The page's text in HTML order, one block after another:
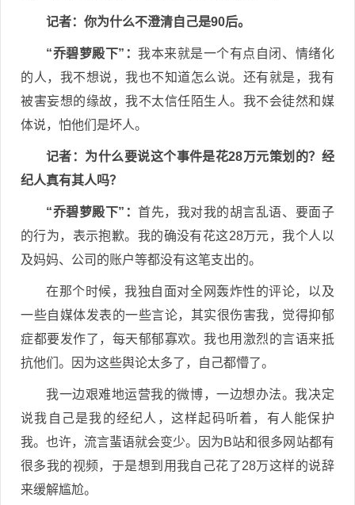
记者：你为什么不澄清自己是90后。
“乔碧萝殿下”：我本来就是一个有点自闭、情绪化
的人，我不想说，我也不知道怎么说。还有就是，我有
被害妄想的缘故，我不太信任陌生人。我不会徒然和媒
体说，怕他们是坏人。
记者 ：为什么要说这个事件是花28万元策划的？经
纪人真有其人吗？
“乔碧萝殿下”：首先，我对我的胡言乱语、要面子
的行为，表示抱歉。我的确没有花这28万元，我个人以
及妈妈、公司的账户等都没有这笔支出的。
在那个时候，我独自面对全网轰炸性的评论，以及
一些自媒体发表的一些言论，其实很伤害我，觉得抑郁
症都要发作了，每天郁郁寡欢。我也用激烈的言语来抵
抗他们。因为这些舆论太多了，自己都懵了。
我一边艰难地运营我的微博，一边想办法。我决定
说我自己是我的经纪人，这样起码听着，有人能保护
我。也许，流言蜚语就会变少。因为B站和很多网站都有
很多我的视频，于是想到用我自己花了28万这样的说辞
来缓解尴尬。